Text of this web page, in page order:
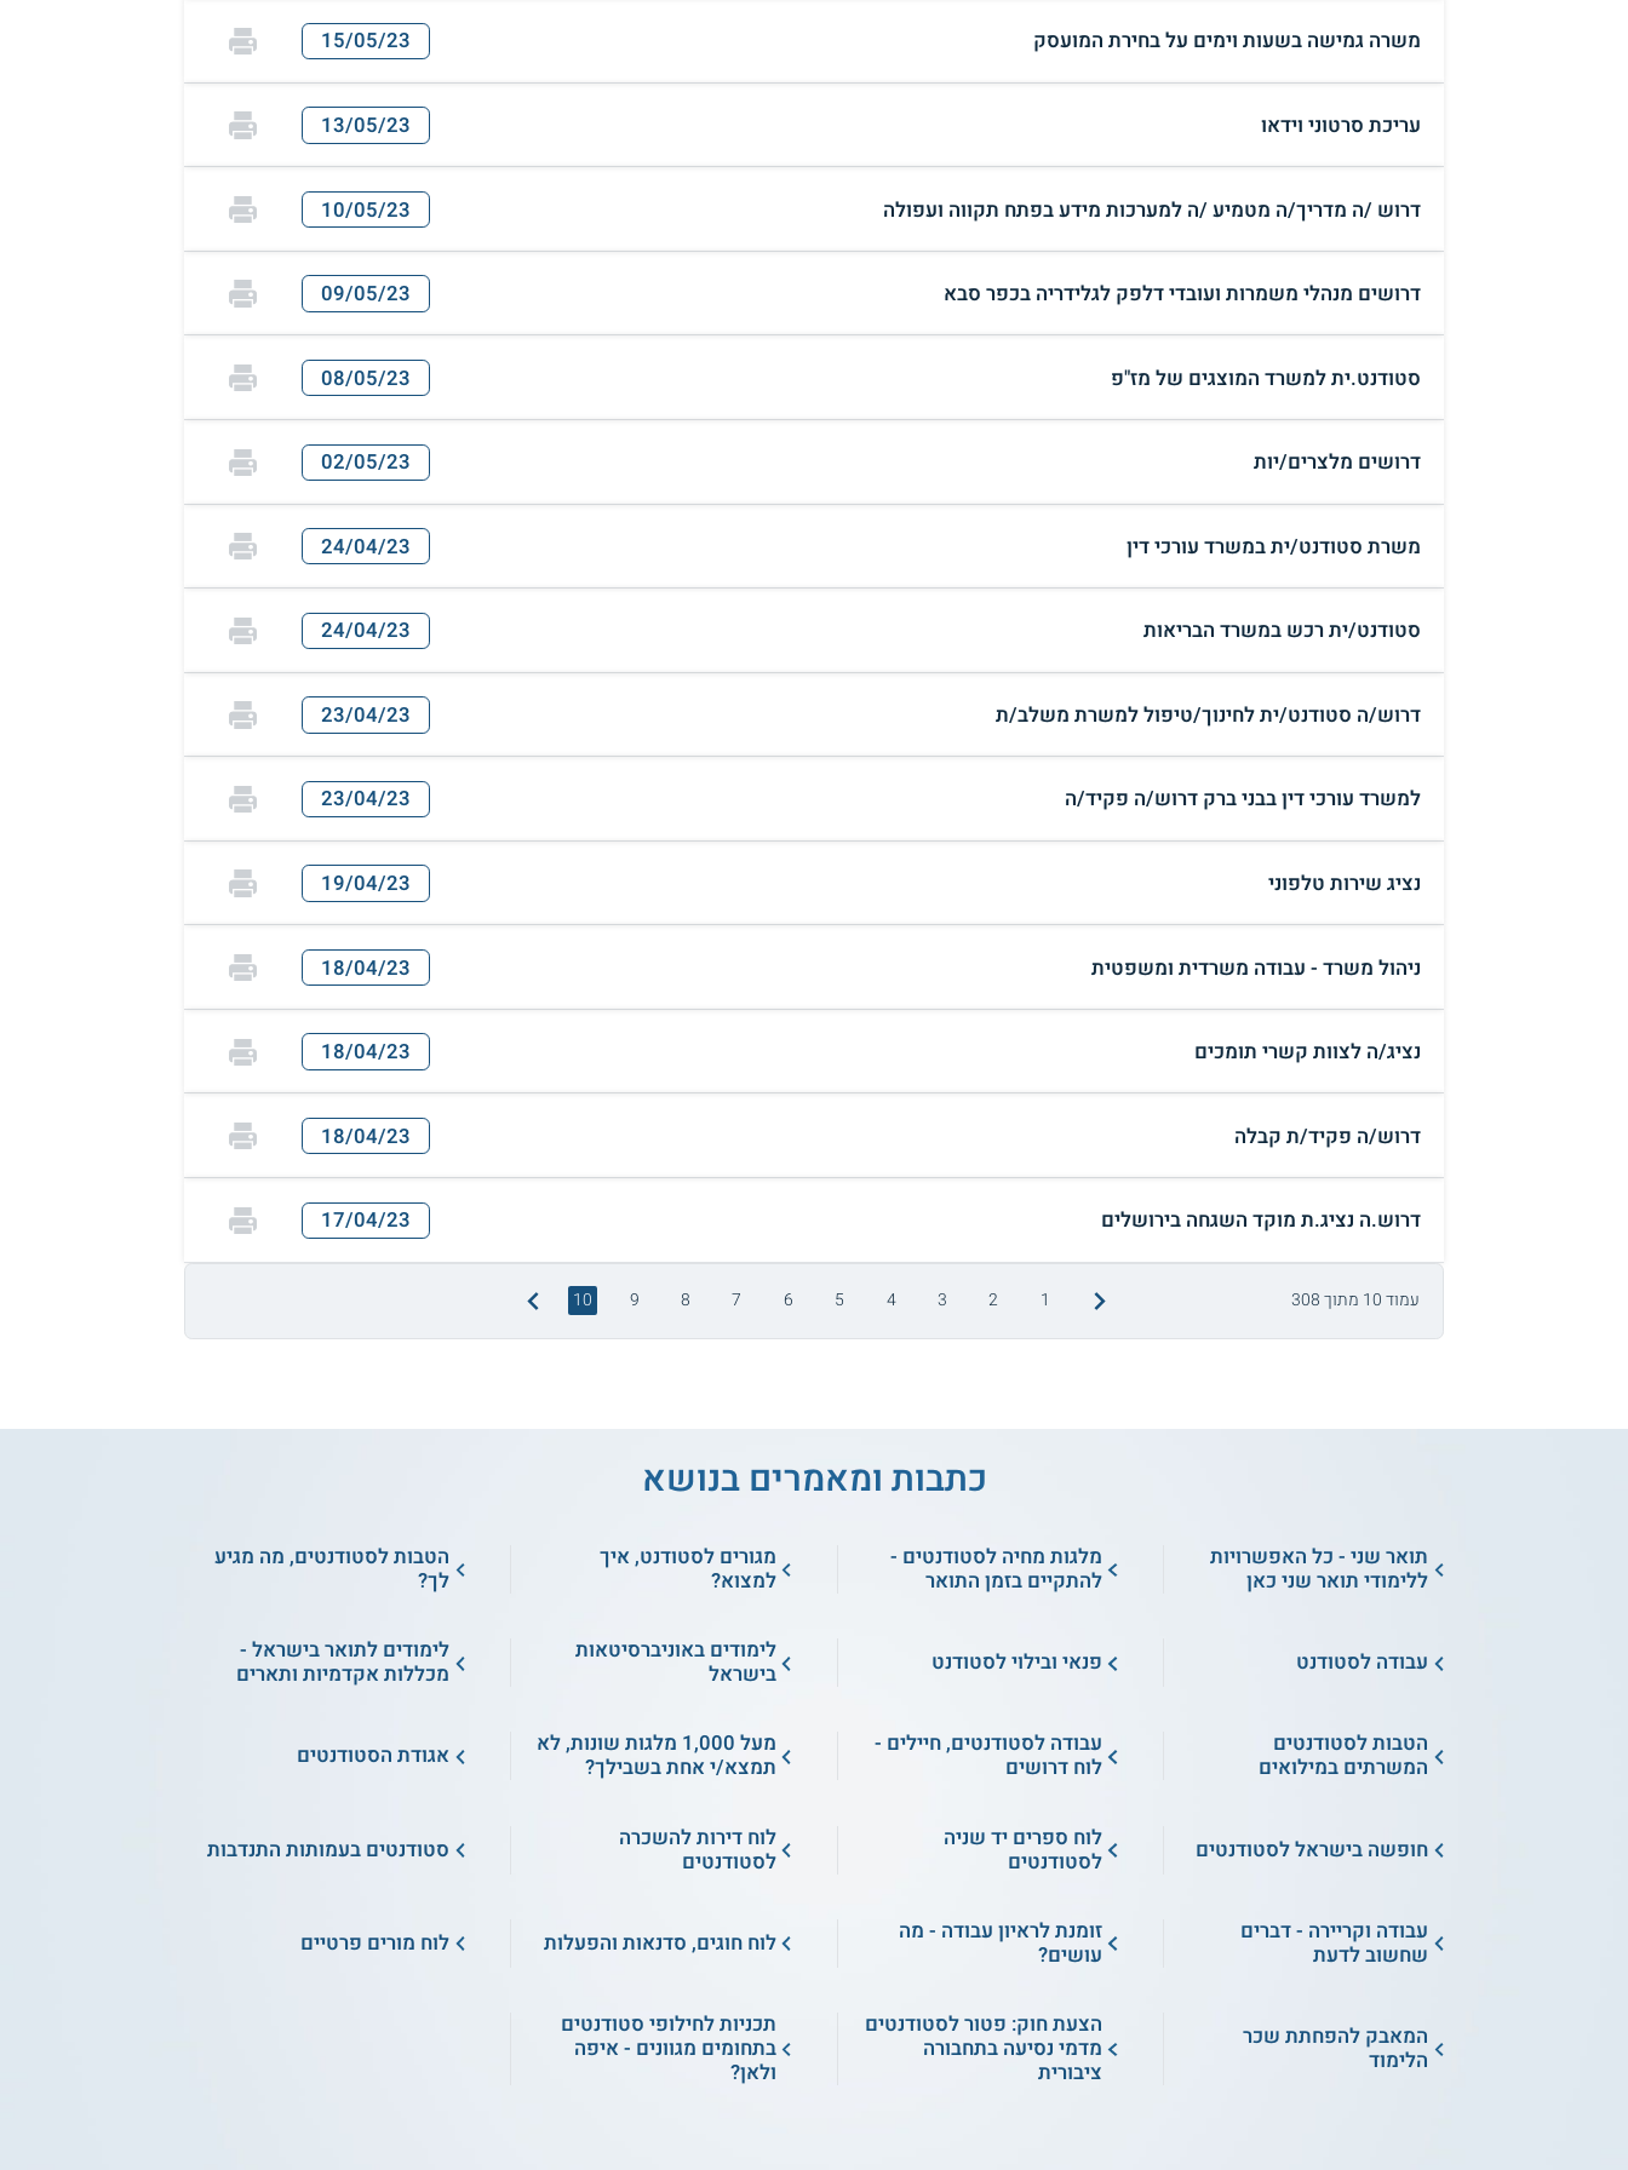
משרה גמישה בשעות וימים על בחירת המועסק 15/05/23
עריכת סרטוני וידאו 13/05/23
דרוש /ה מדריך/ה מטמיע /ה למערכות מידע בפתח תקווה ועפולה 10/05/23
דרושים מנהלי משמרות ועובדי דלפק לגלידריה בכפר סבא 09/05/23
סטודנט.ית למשרד המוצגים של מז"פ 08/05/23
דרושים מלצרים/יות 02/05/23
משרת סטודנט/ית במשרד עורכי דין 24/04/23
סטודנט/ית רכש במשרד הבריאות 24/04/23
דרוש/ה סטודנט/ית לחינוך/טיפול למשרת משלב/ת 23/04/23
למשרד עורכי דין בבני ברק דרוש/ה פקיד/ה 23/04/23
נציג שירות טלפוני 19/04/23
ניהול משרד - עבודה משרדית ומשפטית 18/04/23
נציג/ה לצוות קשרי תומכים 18/04/23
דרוש/ה פקיד/ת קבלה 18/04/23
דרוש.ה נציג.ת מוקד השגחה בירושלים 17/04/23
עמוד 10 מתוך 308 1
2
3
4
5
6
7
8
9
10
כתבות ומאמרים בנושא
תואר שני - כל האפשרויות
ללימודי תואר שני כאן
מלגות מחיה לסטודנטים -
להתקיים בזמן התואר
מגורים לסטודנט, איך
למצוא?
הטבות לסטודנטים, מה מגיע
לך?
עבודה לסטודנט פנאי ובילוי לסטודנט
לימודים באוניברסיטאות
בישראל
לימודים לתואר בישראל -
מכללות אקדמיות ותארים
הטבות לסטודנטים
המשרתים במילואים
עבודה לסטודנטים, חיילים -
לוח דרושים
מעל 1,000 מלגות שונות, לא
תמצא/י אחת בשבילך?
אגודת הסטודנטים
חופשה בישראל לסטודנטים
לוח ספרים יד שניה
לסטודנטים
לוח דירות להשכרה
לסטודנטים
סטודנטים בעמותות התנדבות
עבודה וקריירה - דברים
שחשוב לדעת
זומנת לראיון עבודה - מה
עושים?
לוח חוגים, סדנאות והפעלות לוח מורים פרטיים
המאבק להפחתת שכר
הלימוד
הצעת חוק: פטור לסטודנטים
מדמי נסיעה בתחבורה
ציבורית
תכניות לחילופי סטודנטים
בתחומים מגוונים - איפה
ולאן?